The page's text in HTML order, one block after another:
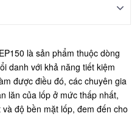
là sản phẩm thuộc dòng
danh với khả năng tiết kiệm
được điều đó, các chuyên gia
lăn của lốp ở mức thấp nhất,
độ bền mặt lốp, đem đến cho